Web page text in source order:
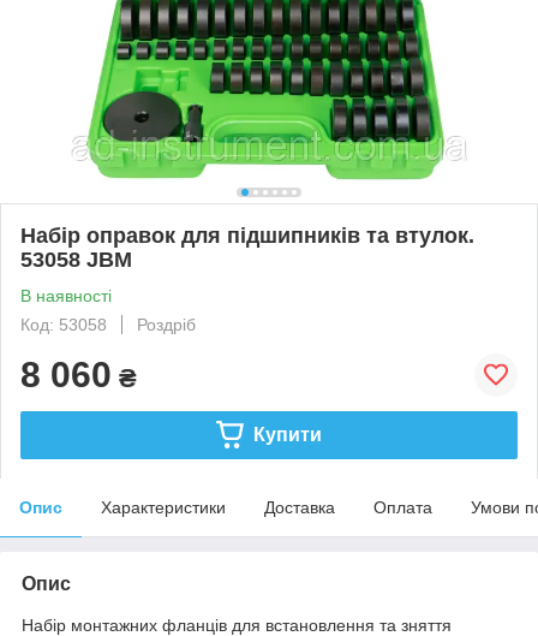
Набір оправок для підшипників та втулок.
53058 JBM
В наявності
Код: 53058
Роздріб
8 060 ₴
Купити
Опис Характеристики Доставка Оплата Умови
Опис
Набір монтажних фланців для встановлення та зняття